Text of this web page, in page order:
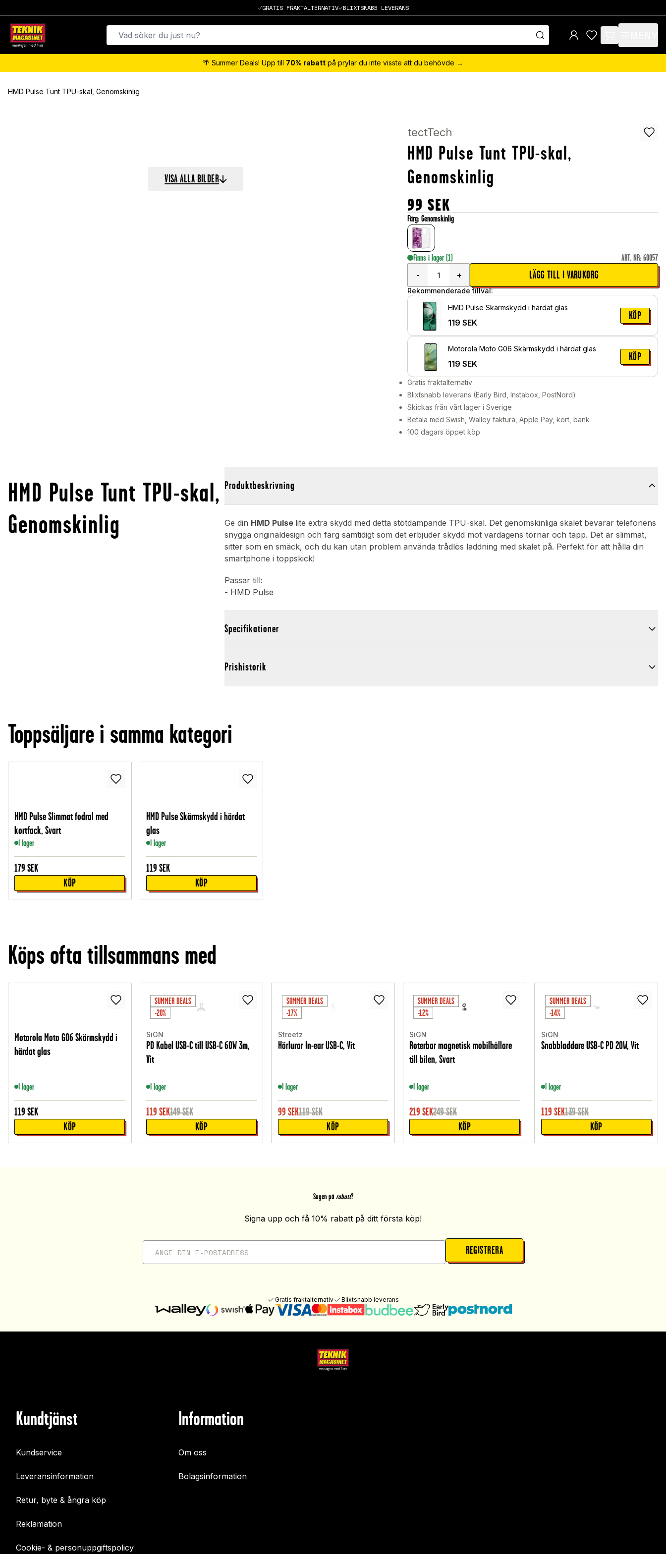
GRATIS FRAKTALTERNATIV BLIXTSNABB LEVERANS
items in cart, view
🌴 Summer Deals! Upp till 70% rabatt på prylar du inte visste att du behövde →
HMD Pulse Tunt TPU-skal, Genomskinlig
VISA ALLA BILDER
tectTech
HMD Pulse Tunt TPU-skal,
Genomskinlig
99 SEK
Färg:Genomskinlig
Finns i lager (1) ART. NR: 60057
-
+ LÄGG TILL I VARUKORG
Rekommenderade tillval:
HMD Pulse Skärmskydd i härdat glas
119 SEK
KÖP
Motorola Moto G06 Skärmskydd i härdat glas
119 SEK
KÖP
Gratis fraktalternativ
Blixtsnabb leverans (Early Bird, Instabox, PostNord)
Skickas från vårt lager i Sverige
Betala med Swish, Walley faktura, Apple Pay, kort, bank
100 dagars öppet köp
HMD Pulse Tunt TPU-skal,
Genomskinlig
Produktbeskrivning
Ge din HMD Pulse lite extra skydd med detta stötdämpande TPU-skal. Det genomskinliga skalet bevarar telefonens
snygga originaldesign och färg samtidigt som det erbjuder skydd mot vardagens törnar och tapp. Det är slimmat,
sitter som en smäck, och du kan utan problem använda trådlös laddning med skalet på. Perfekt för att hålla din
smartphone i toppskick!
Passar till:
- HMD Pulse
Specifikationer
Prishistorik
Toppsäljare i samma kategori
HMD Pulse Slimmat fodral med
kortfack, Svart
I lager
179 SEK
KÖP
HMD Pulse Skärmskydd i härdat
glas
I lager
119 SEK
KÖP
Köps ofta tillsammans med
Motorola Moto G06 Skärmskydd i
härdat glas
I lager
119 SEK
KÖP
SUMMER DEALS
-20%
SiGN
PD Kabel USB-C till USB-C 60W 3m,
Vit
I lager
119 SEK149SEK
KÖP
SUMMER DEALS
-17%
Streetz
Hörlurar In-ear USB-C, Vit
I lager
99 SEK119SEK
KÖP
SUMMER DEALS
-12%
SiGN
Roterbar magnetisk mobilhållare
till bilen, Svart
I lager
219 SEK249SEK
KÖP
SUMMER DEALS
-14%
SiGN
Snabbladdare USB-C PD 20W, Vit
I lager
119 SEK139SEK
KÖP
Sugen på rabatt?
Signa upp och få 10% rabatt på ditt första köp!
REGISTRERA
Gratis fraktalternativ Blixtsnabb leverans
Kundtjänst
Kundservice
Leveransinformation
Retur, byte & ångra köp
Reklamation
Cookie- & personuppgiftspolicy
Information
Om oss
Bolagsinformation